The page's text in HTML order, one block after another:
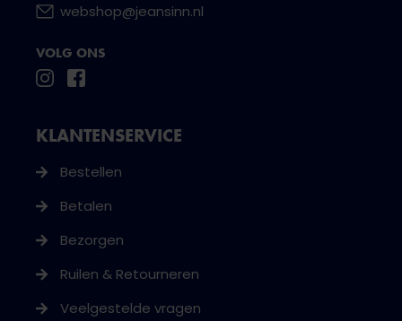
webshop@jeansinn.nl
VOLG ONS
KLANTENSERVICE
Bestellen
Betalen
Bezorgen
Ruilen & Retourneren
Veelgestelde vragen